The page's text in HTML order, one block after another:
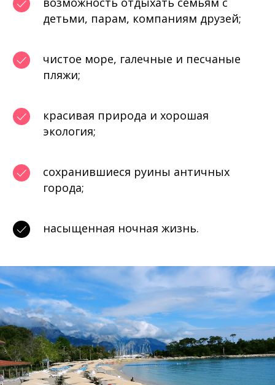
детьми, парам, компаниям друзей;
чистое море, галечные и песчаные
пляжи;
красивая природа и хорошая
экология;
сохранившиеся руины античных
города;
насыщенная ночная жизнь.